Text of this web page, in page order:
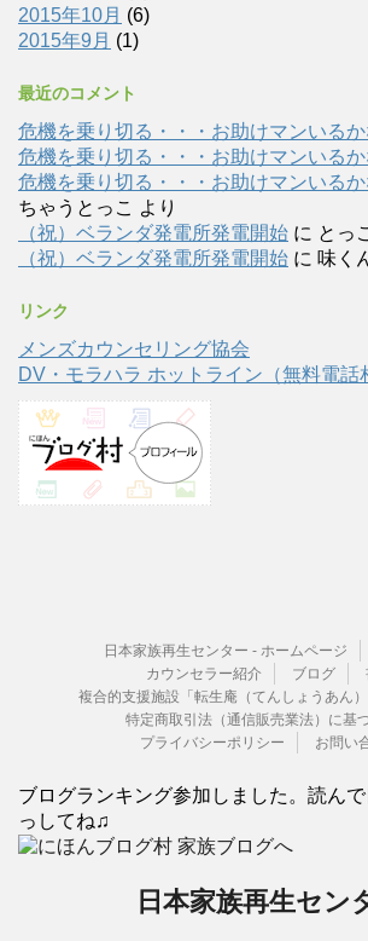
2015年10月 (6)
2015年9月 (1)
最近のコメント
危機を乗り切る・・・お助けマンいるか
危機を乗り切る・・・お助けマンいるか
危機を乗り切る・・・お助けマンいるか
ちゃうとっこ より
（祝）ベランダ発電所発電開始 に とっ
（祝）ベランダ発電所発電開始 に 味く
リンク
メンズカウンセリング協会
DV・モラハラ ホットライン（無料電話
日本家族再生センター - ホームページ
カウンセラー紹介
ブログ
複合的支援施設「転生庵（てんしょうあん）
特定商取引法（通信販売業法）に基
プライバシーポリシー
お問い
ブログランキング参加しました。読ん
っしてね♫
日本家族再生セン